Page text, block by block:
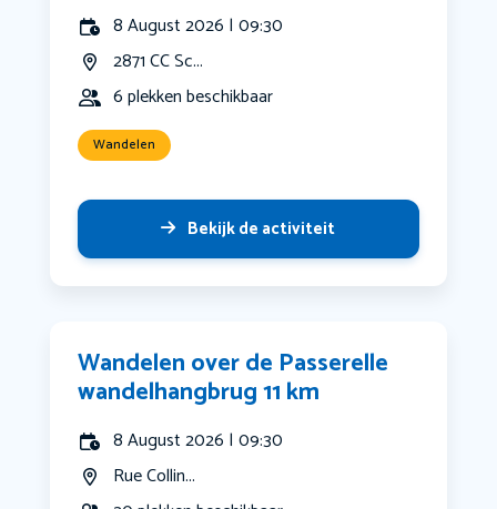
8 August 2026 | 09:30
2871 CC Sc...
6 plekken beschikbaar
Wandelen
Bekijk de activiteit
Wandelen over de Passerelle
wandelhangbrug 11 km
8 August 2026 | 09:30
Rue Collin...